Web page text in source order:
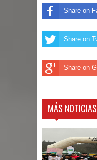
Share on
Share on
Share on
MÁS